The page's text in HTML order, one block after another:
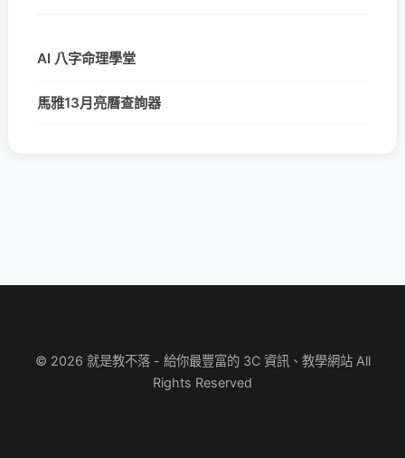
AI 八字命理學堂
馬雅13月亮曆查詢器
© 2026 就是教不落 - 給你最豐富的 3C 資訊、教學網站 All
Rights Reserved